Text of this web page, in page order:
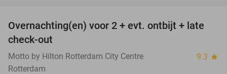
32%
Overnachting(en) voor 2 + evt. ontbijt + late
check-out
Motto by Hilton Rotterdam City Centre 9.3 star
Rotterdam